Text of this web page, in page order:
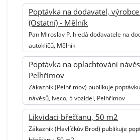
Poptávka na dodavatel,
(Ostatní) - Mělník
Pan Miroslav P. hledá dodavatele na
autoklíčů, Mělník
Poptávka na oplachtování
Pelhřimov
Zákazník (Pelhřimov) publikuje
návěsů, Iveco, 5 vozidel, Pelhřimov
Likvidaci břečťanu, 50 m2
Zákazník (Havlíčkův Brod) publikuje